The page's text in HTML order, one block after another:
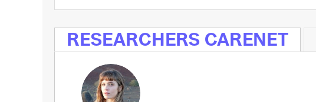
RESEARCHERS CARENET